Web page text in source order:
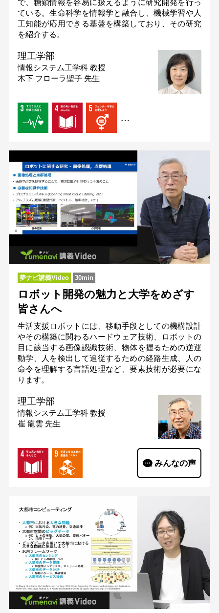
で、糖鎖情報を容易に扱えるように研究開発を行っ
ている。生命科学を情報学と融合し、機械学習や人
工知能が応用できる基盤を構築しており、その研究
を紹介する。
理工学部
情報システム工学科 教授
木下 フローラ聖子 先生
…
夢ナビ講義Video 30min
ロボット開発の魅力と大学をめざす
皆さんへ
生活支援ロボットには、移動手段としての機構設計
やその構築に関わるハードウェア技術、ロボットの
目に該当する画像認識技術、物体を握るための逆運
動学、人を検出して追従するための経路生成、人の
命令を理解する言語処理など、要素技術が必要にな
ります。
理工学部
情報システム工学科 教授
崔 龍雲 先生
みんなの声